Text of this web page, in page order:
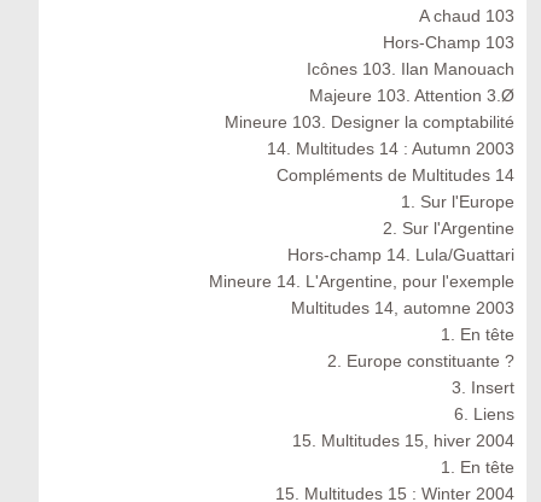
A chaud 103
Hors-Champ 103
Icônes 103. Ilan Manouach
Majeure 103. Attention 3.Ø
Mineure 103. Designer la comptabilité
14. Multitudes 14 : Autumn 2003
Compléments de Multitudes 14
1. Sur l'Europe
2. Sur l'Argentine
Hors-champ 14. Lula/Guattari
Mineure 14. L'Argentine, pour l'exemple
Multitudes 14, automne 2003
1. En tête
2. Europe constituante ?
3. Insert
6. Liens
15. Multitudes 15, hiver 2004
1. En tête
15. Multitudes 15 : Winter 2004